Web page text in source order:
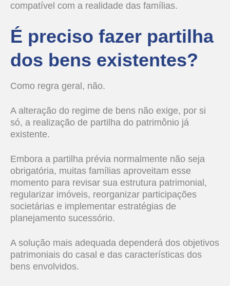
compatível com a realidade das famílias.
É preciso fazer partilha
dos bens existentes?
Como regra geral, não.
A alteração do regime de bens não exige, por si
só, a realização de partilha do patrimônio já
existente.
Embora a partilha prévia normalmente não seja
obrigatória, muitas famílias aproveitam esse
momento para revisar sua estrutura patrimonial,
regularizar imóveis, reorganizar participações
societárias e implementar estratégias de
planejamento sucessório.
A solução mais adequada dependerá dos objetivos
patrimoniais do casal e das características dos
bens envolvidos.